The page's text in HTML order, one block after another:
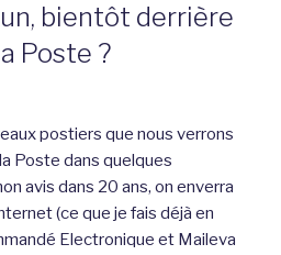
bientôt derrière
Poste ?
postiers que nous verrons
Poste dans quelques
avis dans 20 ans, on enverra
(ce que je fais déjà en
Electronique et Maileva